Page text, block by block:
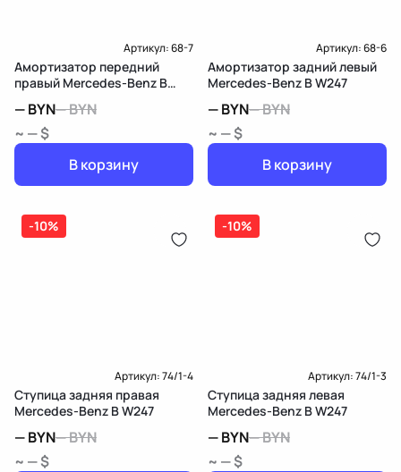
Артикул:68-7
Амортизатор передний
правый Mercedes-Benz B
—BYN—BYN
~ — $
В корзину
Артикул:68-6
Амортизатор задний левый
Mercedes-Benz B W247
—BYN—BYN
~ — $
В корзину
-10%
Артикул:74/1-4
Ступица задняя правая
Mercedes-Benz B W247
—BYN—BYN
~ — $
-10%
Артикул:74/1-3
Ступица задняя левая
Mercedes-Benz B W247
—BYN—BYN
~ — $